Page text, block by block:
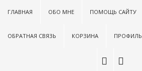
ГЛАВНАЯ ОБО МНЕ ПОМОЩЬ САЙТУ
ОБРАТНАЯ СВЯЗЬ КОРЗИНА ПРОФИЛЬ